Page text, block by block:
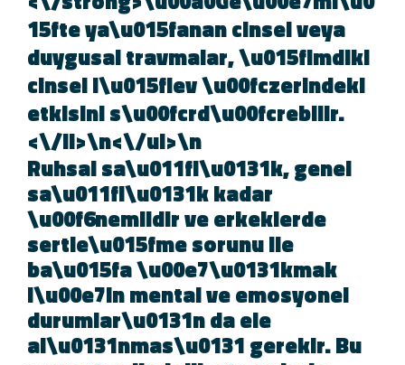
15fte ya\u015fanan cinsel veya
duygusal travmalar, \u015fimdiki
cinsel i\u015flev \u00fczerindeki
etkisini s\u00fcrd\u00fcrebilir.
<\/li>\n<\/ul>\n
Ruhsal sa\u011fl\u0131k, genel
sa\u011fl\u0131k kadar
\u00f6nemlidir ve erkeklerde
sertle\u015fme sorunu ile
ba\u015fa \u00e7\u0131kmak
i\u00e7in mental ve emosyonel
durumlar\u0131n da ele
al\u0131nmas\u0131 gerekir. Bu